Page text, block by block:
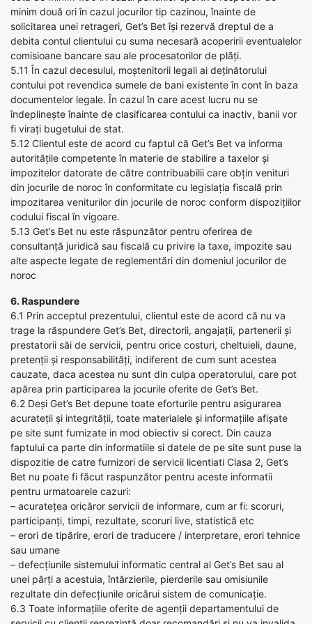
minim două ori în cazul jocurilor tip cazinou, înainte de
solicitarea unei retrageri, Get’s Bet își rezervă dreptul de a
debita contul clientului cu suma necesară acoperirii eventualelor
comisioane bancare sau ale procesatorilor de plăți.
5.11 În cazul decesului, moștenitorii legali ai deținătorului
contului pot revendica sumele de bani existente în cont în baza
documentelor legale. În cazul în care acest lucru nu se
îndeplinește înainte de clasificarea contului ca inactiv, banii vor
fi virați bugetului de stat.
5.12 Clientul este de acord cu faptul că Get’s Bet va informa
autoritățile competente în materie de stabilire a taxelor și
impozitelor datorate de către contribuabilii care obțin venituri
din jocurile de noroc în conformitate cu legislația fiscală prin
impozitarea veniturilor din jocurile de noroc conform dispozițiilor
codului fiscal în vigoare.
5.13 Get’s Bet nu este răspunzător pentru oferirea de
consultanță juridică sau fiscală cu privire la taxe, impozite sau
alte aspecte legate de reglementări din domeniul jocurilor de
noroc
6. Raspundere
6.1 Prin acceptul prezentului, clientul este de acord că nu va
trage la răspundere Get’s Bet, directorii, angajații, partenerii și
prestatorii săi de servicii, pentru orice costuri, cheltuieli, daune,
pretenții și responsabilități, indiferent de cum sunt acestea
cauzate, daca acestea nu sunt din culpa operatorului, care pot
apărea prin participarea la jocurile oferite de Get’s Bet.
6.2 Deși Get’s Bet depune toate eforturile pentru asigurarea
acurateții și integrității, toate materialele și informațiile afișate
pe site sunt furnizate in mod obiectiv si corect. Din cauza
faptului ca parte din informatiile si datele de pe site sunt puse la
dispozitie de catre furnizori de servicii licentiati Clasa 2, Get’s
Bet nu poate fi făcut raspunzător pentru aceste informatii
pentru urmatoarele cazuri:
– acuratețea oricăror servicii de informare, cum ar fi: scoruri,
participanți, timpi, rezultate, scoruri live, statistică etc
– erori de tipărire, erori de traducere / interpretare, erori tehnice
sau umane
– defecțiunile sistemului informatic central al Get’s Bet sau al
unei părți a acestuia, întărzierile, pierderile sau omisiunile
rezultate din defecțiunile oricărui sistem de comunicație.
6.3 Toate informațiile oferite de agenții departamentului de